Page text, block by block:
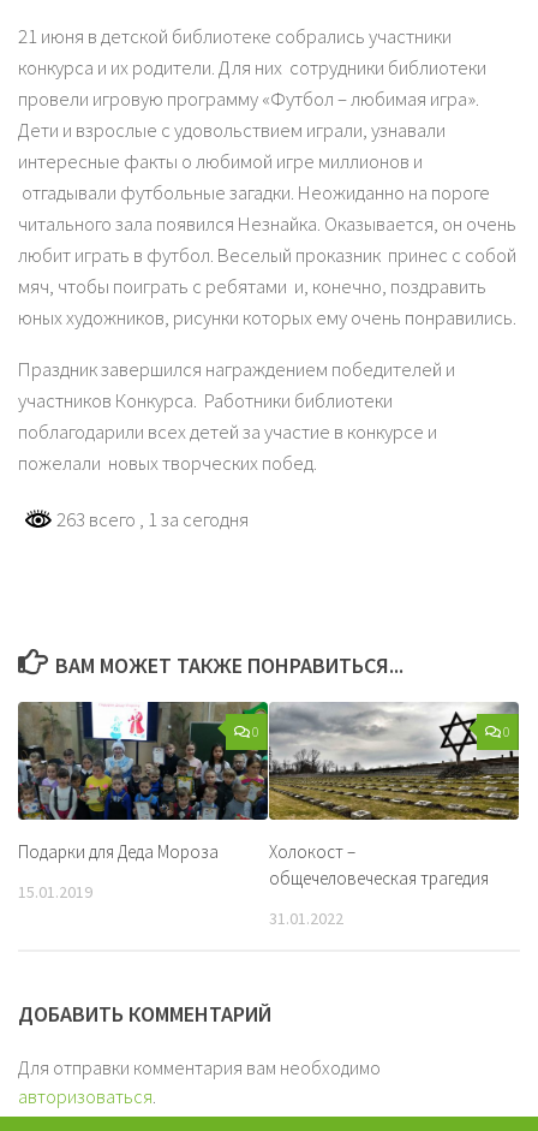
21 июня в детской библиотеке собрались участники
конкурса и их родители. Для них сотрудники библиотеки
провели игровую программу «Футбол – любимая игра».
Дети и взрослые с удовольствием играли, узнавали
интересные факты о любимой игре миллионов и
отгадывали футбольные загадки. Неожиданно на пороге
читального зала появился Незнайка. Оказывается, он очень
любит играть в футбол. Веселый проказник принес с собой
мяч, чтобы поиграть с ребятами и, конечно, поздравить
юных художников, рисунки которых ему очень понравились.
Праздник завершился награждением победителей и
участников Конкурса. Работники библиотеки
поблагодарили всех детей за участие в конкурсе и
пожелали новых творческих побед.
263 всего , 1 за сегодня
ВАМ МОЖЕТ ТАКЖЕ ПОНРАВИТЬСЯ...
0
Подарки для Деда Мороза
15.01.2019
0
Холокост –
общечеловеческая трагедия
31.01.2022
ДОБАВИТЬ КОММЕНТАРИЙ
Для отправки комментария вам необходимо
авторизоваться.